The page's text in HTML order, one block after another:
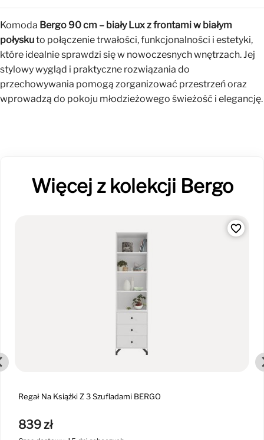
Komoda Bergo 90 cm – biały Lux z frontami w białym
połyskuto połączenie trwałości, funkcjonalności i estetyki,
które idealnie sprawdzi się w nowoczesnych wnętrzach. Jej
stylowy wygląd i praktyczne rozwiązania do
przechowywania pomogą zorganizować przestrzeń oraz
wprowadzą do pokoju młodzieżowego świeżość i elegancję.
Więcej z kolekcji Bergo
favorite_border
Regał Na Książki Z 3 Szufladami BERGO
839 zł